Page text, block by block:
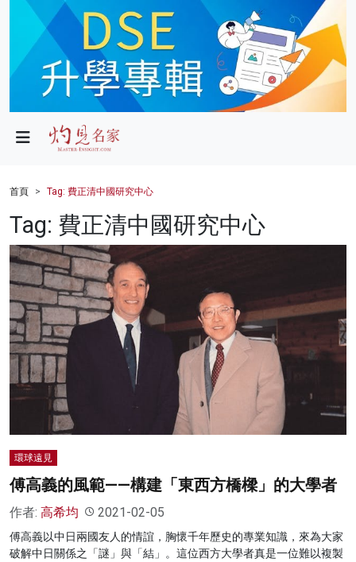
政局
財經
健康
商業
科技
影片
名家榜
灼見活動
首頁 Tag: 費正清中國研究中心
Tag: 費正清中國研究中心
環球遠見
傅高義的風範——構建「東西方橋樑」的大學者
作者: 高希均 2021-02-05
傅高義以中日兩國友人的情誼，胸懷千年歷史的專業知識，來為大家
破解中日關係之「謎」與「結」。這位西方大學者真是一位難以複製